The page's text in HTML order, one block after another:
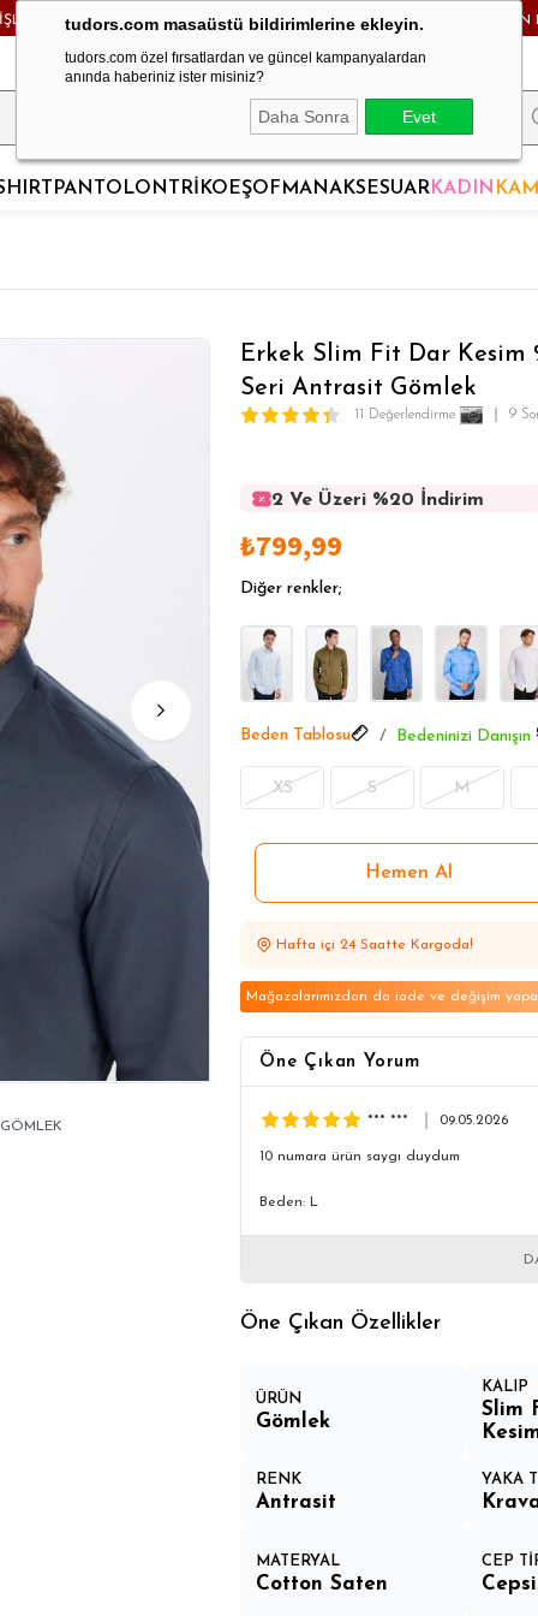
tudors.com masaüstü bildirimlerine ekleyin.
tudors.com özel fırsatlardan ve güncel kampanyalardan
anında haberiniz ister misiniz?
Daha Sonra Evet
KARGO BEDAVA! - HAFTA İÇİ 24 SAATTE KARGODA! -
PANTOLON TRİKO EŞOFMANAKSESUARKADIN
Erkek Slim Fit Dar Kesim
Seri Antrasit Gömlek
11 Değerlendirme 9
2 Ve Üzeri %20 İndirim
2 Ve Üzeri %20 İndirim
2 Ve Üzeri %20 İndirim
₺799,99
Diğer renkler;
Beden Tablosu Bedeninizi Danışın
XS S M
Hafta içi 24 Saatte Kargoda!
Mağazalarımızdan da iade ve değişim
Öne Çıkan Yorum
*** *** 09.05.2026
10 numara ürün saygı duydum
Beden: L
Öne Çıkan Özellikler
ÜRÜN
Gömlek
KALIP
Slim
RENK
Antrasit
YAKA
MATERYAL
Cotton Saten
CEP